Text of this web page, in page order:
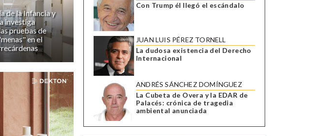
de la Infancia y
investiga
pruebas de
en el
Con Trump él llegó el escándalo
JUAN LUIS PÉREZ TORNELL
La dudosa existencia del Derecho
Internacional
ANDRÉS SÁNCHEZ DOMÍNGUEZ
La Cubeta de Overa y la EDAR de
Palacés: crónica de tragedia
ambiental anunciada